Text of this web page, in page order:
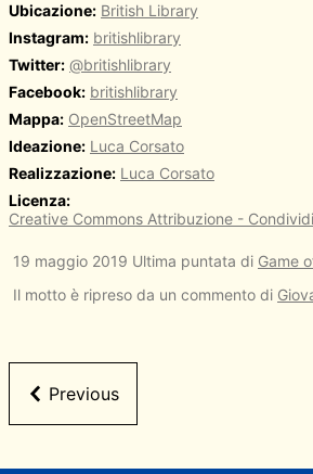
Ubicazione: British Library
Instagram: britishlibrary
Twitter: @britishlibrary
Facebook: britishlibrary
Mappa: OpenStreetMap
Ideazione: Luca Corsato
Realizzazione: Luca Corsato
Licenza:
Creative Commons Attribuzione -
19 maggio 2019 Ultima puntata di Game
Il motto è ripreso da un commento di
Previous